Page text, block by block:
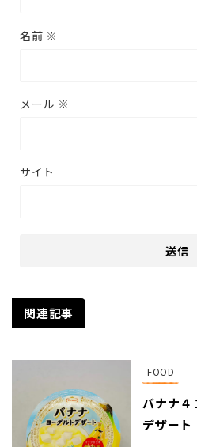
名前 ※
メール ※
サイト
関連記事
FOOD
バナナ４
デザート